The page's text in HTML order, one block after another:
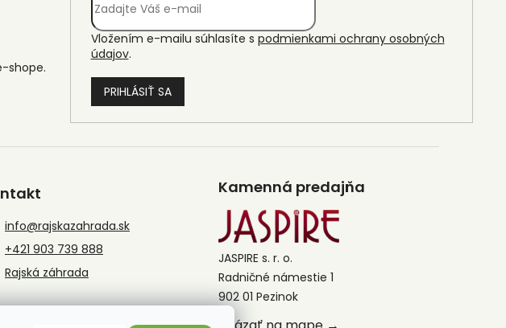
shope.
Vložením e-mailu súhlasíte s podmienkami ochrany osobných
údajov.
PRIHLÁSIŤ SA
info@rajskazahrada.sk
+421 903 739 888
Rajská záhrada
Kamenná predajňa
JASPIRE s. r. o.
Radničné námestie 1
902 01 Pezinok